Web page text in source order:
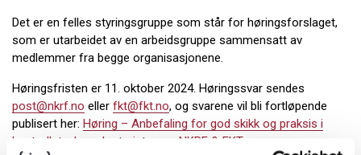
Det er en felles styringsgruppe som står for høringsforslaget,
som er utarbeidet av en arbeidsgruppe sammensatt av
medlemmer fra begge organisasjonene.
Høringsfristen er 11. oktober 2024. Høringssvar sendes
post@nkrf.no eller fkt@fkt.no, og svarene vil bli fortløpende
publisert her: Høring – Anbefaling for god skikk og praksis i
kontrollutvalgssekretariatene – NKRF & FKT.